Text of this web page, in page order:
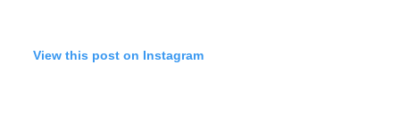
View this post on Instagram